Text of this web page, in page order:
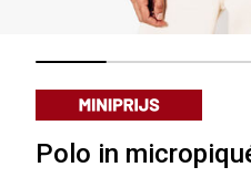
Polo in